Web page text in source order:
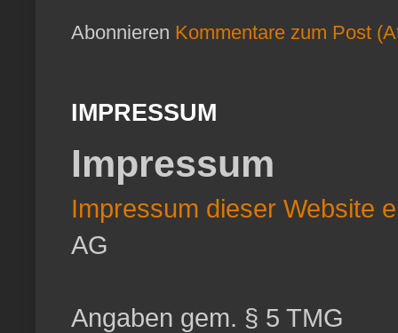
Abonnieren Kommentare zum Post
IMPRESSUM
Impressum
Impressum dieser Website
AG
Angaben gem. § 5 TMG